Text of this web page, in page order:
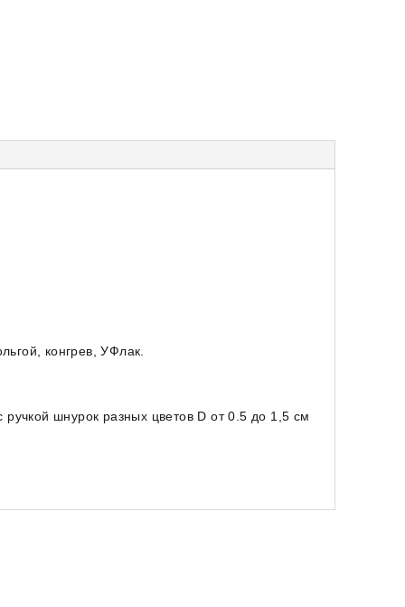
конгрев, УФлак.
шнурок разных цветов D от 0.5 до 1,5 см